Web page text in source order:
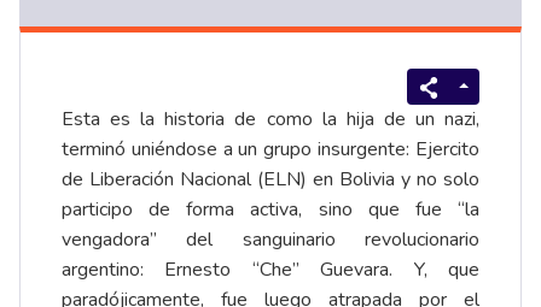
Esta es la historia de como la hija de un nazi,
terminó uniéndose a un grupo insurgente: Ejercito
de Liberación Nacional (ELN) en Bolivia y no solo
participo de forma activa, sino que fue “la
vengadora” del sanguinario revolucionario
argentino: Ernesto “Che” Guevara. Y, que
paradójicamente, fue luego atrapada por el